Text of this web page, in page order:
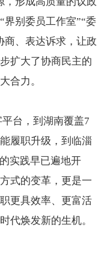
界别委员工作室”“委
商、表达诉求，让政
扩大了协商民主的
合力。
台，到湖南覆盖7
履职升级，到临淄
实践早已遍地开
式的变革，更是一
更具效率、更富活
代焕发新的生机。